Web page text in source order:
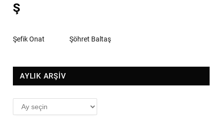
Ş
Şefik Onat Şöhret Baltaş
AYLIK ARŞİV
AYLIK
ARŞİV